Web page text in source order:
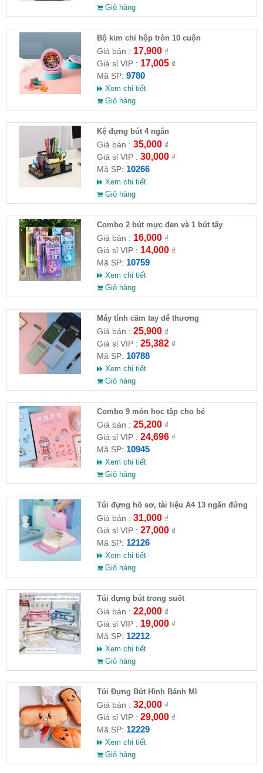
Giỏ hàng
Bộ kim chỉ hộp tròn 10 cuộn
Giá bán : 17,900₫
Giá sỉ VIP : 17,005₫
Mã SP: 9780
Xem chi tiết
Giỏ hàng
Kệ đựng bút 4 ngăn
Giá bán : 35,000₫
Giá sỉ VIP : 30,000₫
Mã SP: 10266
Xem chi tiết
Giỏ hàng
Combo 2 bút mực đen và 1 bút tẩy
Giá bán : 16,000₫
Giá sỉ VIP : 14,000₫
Mã SP: 10759
Xem chi tiết
Giỏ hàng
Máy tính cầm tay dễ thương
Giá bán : 25,900₫
Giá sỉ VIP : 25,382₫
Mã SP: 10788
Xem chi tiết
Giỏ hàng
Combo 9 món học tập cho bé
Giá bán : 25,200₫
Giá sỉ VIP : 24,696₫
Mã SP: 10945
Xem chi tiết
Giỏ hàng
Túi đựng hồ sơ, tài liệu A4 13 ngăn đứng
Giá bán : 31,000₫
Giá sỉ VIP : 27,000₫
Mã SP: 12126
Xem chi tiết
Giỏ hàng
Túi đựng bút trong suốt
Giá bán : 22,000₫
Giá sỉ VIP : 19,000₫
Mã SP: 12212
Xem chi tiết
Giỏ hàng
Túi Đựng Bút Hình Bánh Mì
Giá bán : 32,000₫
Giá sỉ VIP : 29,000₫
Mã SP: 12229
Xem chi tiết
Giỏ hàng